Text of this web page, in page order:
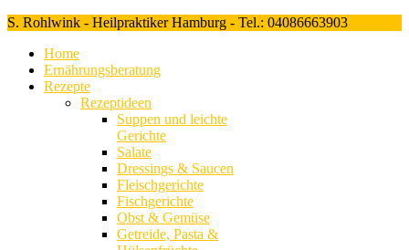
S. Rohlwink - Heilpraktiker Hamburg - Tel.: 04086663903
Home
Ernährungsberatung
Rezepte
Rezeptideen
Suppen und leichte
Gerichte
Salate
Dressings & Saucen
Fleischgerichte
Fischgerichte
Obst & Gemüse
Getreide, Pasta &